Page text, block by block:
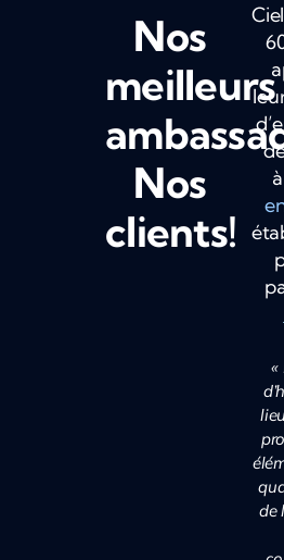
Nos
meilleurs
Nos
clients!
à
«
de